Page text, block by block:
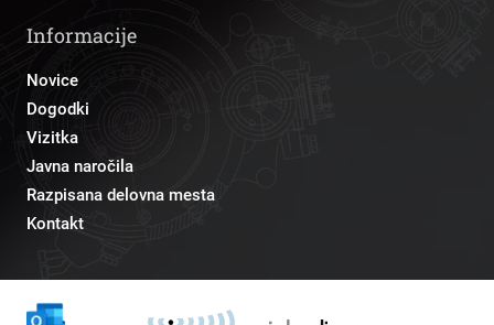
Informacije
Novice
Dogodki
Vizitka
Javna naročila
Razpisana delovna mesta
Kontakt